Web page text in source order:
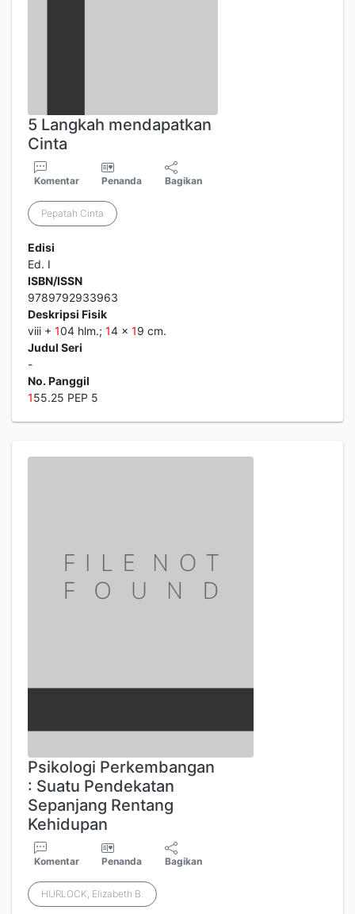
5 Langkah mendapatkan
Cinta
Komentar Penanda Bagikan
Pepatah Cinta
Edisi
Ed. I
ISBN/ISSN
9789792933963
Deskripsi Fisik
viii + 104 hlm.; 14 x 19 cm.
Judul Seri
-
No. Panggil
155.25 PEP 5
Psikologi Perkembangan
: Suatu Pendekatan
Sepanjang Rentang
Kehidupan
Komentar Penanda Bagikan
HURLOCK, Elizabeth B.